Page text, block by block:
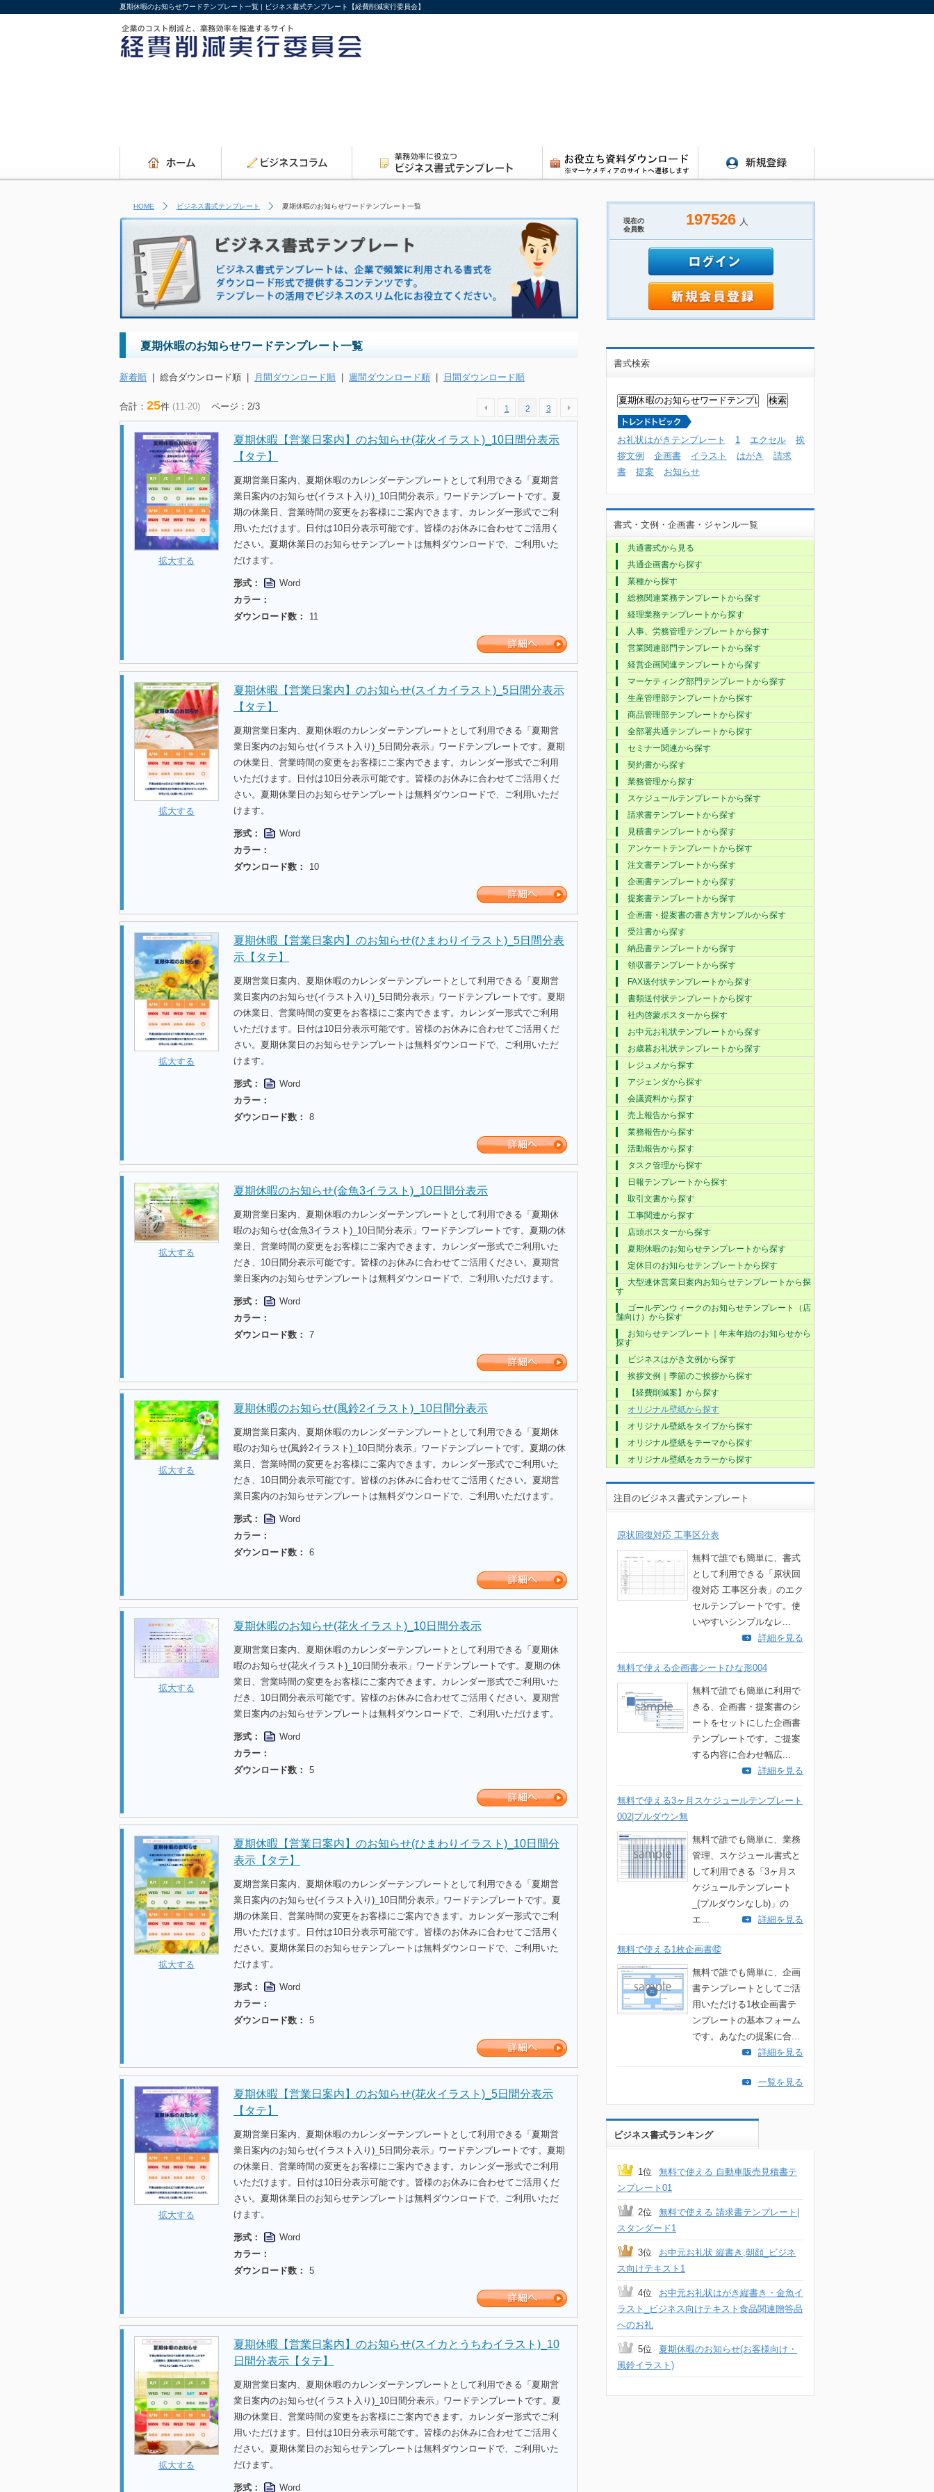
夏期休暇のお知らせワードテンプレート一覧 | ビジネス書式テンプレート【経費削減実行委員会】
HOME ビジネス書式テンプレート 夏期休暇のお知らせワードテンプレート一覧
夏期休暇のお知らせワードテンプレート一覧
新着順 | 総合ダウンロード順 | 月間ダウンロード順 | 週間ダウンロード順 | 日間ダウンロード順
合計： 25件 (11-20) ページ：2/3 1 2 3
拡大する
夏期休暇【営業日案内】のお知らせ(花火イラスト)_10日間分表示
【タテ】
夏期営業日案内、夏期休暇のカレンダーテンプレートとして利用できる「夏期営
業日案内のお知らせ(イラスト入り)_10日間分表示」ワードテンプレートです。夏
期の休業日、営業時間の変更をお客様にご案内できます。カレンダー形式でご利
用いただけます。日付は10日分表示可能です。皆様のお休みに合わせてご活用く
ださい。夏期休業日のお知らせテンプレートは無料ダウンロードで、ご利用いた
だけます。
形式：
Word
カラー：
ダウンロード数：
11
拡大する
夏期休暇【営業日案内】のお知らせ(スイカイラスト)_5日間分表示
【タテ】
夏期営業日案内、夏期休暇のカレンダーテンプレートとして利用できる「夏期営
業日案内のお知らせ(イラスト入り)_5日間分表示」ワードテンプレートです。夏期
の休業日、営業時間の変更をお客様にご案内できます。カレンダー形式でご利用
いただけます。日付は10日分表示可能です。皆様のお休みに合わせてご活用くだ
さい。夏期休業日のお知らせテンプレートは無料ダウンロードで、ご利用いただ
けます。
形式：
Word
カラー：
ダウンロード数：
10
拡大する
夏期休暇【営業日案内】のお知らせ(ひまわりイラスト)_5日間分表
示【タテ】
夏期営業日案内、夏期休暇のカレンダーテンプレートとして利用できる「夏期営
業日案内のお知らせ(イラスト入り)_5日間分表示」ワードテンプレートです。夏期
の休業日、営業時間の変更をお客様にご案内できます。カレンダー形式でご利用
いただけます。日付は10日分表示可能です。皆様のお休みに合わせてご活用くだ
さい。夏期休業日のお知らせテンプレートは無料ダウンロードで、ご利用いただ
けます。
形式：
Word
カラー：
ダウンロード数：
8
拡大する
夏期休暇のお知らせ(金魚3イラスト)_10日間分表示
夏期営業日案内、夏期休暇のカレンダーテンプレートとして利用できる「夏期休
暇のお知らせ(金魚3イラスト)_10日間分表示」ワードテンプレートです。夏期の休
業日、営業時間の変更をお客様にご案内できます。カレンダー形式でご利用いた
だき、10日間分表示可能です。皆様のお休みに合わせてご活用ください。夏期営
業日案内のお知らせテンプレートは無料ダウンロードで、ご利用いただけます。
形式：
Word
カラー：
ダウンロード数：
7
拡大する
夏期休暇のお知らせ(風鈴2イラスト)_10日間分表示
夏期営業日案内、夏期休暇のカレンダーテンプレートとして利用できる「夏期休
暇のお知らせ(風鈴2イラスト)_10日間分表示」ワードテンプレートです。夏期の休
業日、営業時間の変更をお客様にご案内できます。カレンダー形式でご利用いた
だき、10日間分表示可能です。皆様のお休みに合わせてご活用ください。夏期営
業日案内のお知らせテンプレートは無料ダウンロードで、ご利用いただけます。
形式：
Word
カラー：
ダウンロード数：
6
拡大する
夏期休暇のお知らせ(花火イラスト)_10日間分表示
夏期営業日案内、夏期休暇のカレンダーテンプレートとして利用できる「夏期休
暇のお知らせ(花火イラスト)_10日間分表示」ワードテンプレートです。夏期の休
業日、営業時間の変更をお客様にご案内できます。カレンダー形式でご利用いた
だき、10日間分表示可能です。皆様のお休みに合わせてご活用ください。夏期営
業日案内のお知らせテンプレートは無料ダウンロードで、ご利用いただけます。
形式：
Word
カラー：
ダウンロード数：
5
拡大する
夏期休暇【営業日案内】のお知らせ(ひまわりイラスト)_10日間分
表示【タテ】
夏期営業日案内、夏期休暇のカレンダーテンプレートとして利用できる「夏期営
業日案内のお知らせ(イラスト入り)_10日間分表示」ワードテンプレートです。夏
期の休業日、営業時間の変更をお客様にご案内できます。カレンダー形式でご利
用いただけます。日付は10日分表示可能です。皆様のお休みに合わせてご活用く
ださい。夏期休業日のお知らせテンプレートは無料ダウンロードで、ご利用いた
だけます。
形式：
Word
カラー：
ダウンロード数：
5
拡大する
夏期休暇【営業日案内】のお知らせ(花火イラスト)_5日間分表示
【タテ】
夏期営業日案内、夏期休暇のカレンダーテンプレートとして利用できる「夏期営
業日案内のお知らせ(イラスト入り)_5日間分表示」ワードテンプレートです。夏期
の休業日、営業時間の変更をお客様にご案内できます。カレンダー形式でご利用
いただけます。日付は10日分表示可能です。皆様のお休みに合わせてご活用くだ
さい。夏期休業日のお知らせテンプレートは無料ダウンロードで、ご利用いただ
けます。
形式：
Word
カラー：
ダウンロード数：
5
拡大する
夏期休暇【営業日案内】のお知らせ(スイカとうちわイラスト)_10
日間分表示【タテ】
夏期営業日案内、夏期休暇のカレンダーテンプレートとして利用できる「夏期営
業日案内のお知らせ(イラスト入り)_10日間分表示」ワードテンプレートです。夏
期の休業日、営業時間の変更をお客様にご案内できます。カレンダー形式でご利
用いただけます。日付は10日分表示可能です。皆様のお休みに合わせてご活用く
ださい。夏期休業日のお知らせテンプレートは無料ダウンロードで、ご利用いた
だけます。
形式： Word
現在の
会員数
197526 人
書式検索
お礼状はがきテンプレート 1 エクセル
挨
拶文例
企画書 イラスト はがき
請求
書
提案 お知らせ
書式・文例・企画書・ジャンル一覧
共通書式から見る
共通企画書から探す
業種から探す
総務関連業務テンプレートから探す
経理業務テンプレートから探す
人事、労務管理テンプレートから探す
営業関連部門テンプレートから探す
経営企画関連テンプレートから探す
マーケティング部門テンプレートから探す
生産管理部テンプレートから探す
商品管理部テンプレートから探す
全部署共通テンプレートから探す
セミナー関連から探す
契約書から探す
業務管理から探す
スケジュールテンプレートから探す
請求書テンプレートから探す
見積書テンプレートから探す
アンケートテンプレートから探す
注文書テンプレートから探す
企画書テンプレートから探す
提案書テンプレートから探す
企画書・提案書の書き方サンプルから探す
受注書から探す
納品書テンプレートから探す
領収書テンプレートから探す
FAX送付状テンプレートから探す
書類送付状テンプレートから探す
社内啓蒙ポスターから探す
お中元お礼状テンプレートから探す
お歳暮お礼状テンプレートから探す
レジュメから探す
アジェンダから探す
会議資料から探す
売上報告から探す
業務報告から探す
活動報告から探す
タスク管理から探す
日報テンプレートから探す
取引文書から探す
工事関連から探す
店頭ポスターから探す
夏期休暇のお知らせテンプレートから探す
定休日のお知らせテンプレートから探す
大型連休営業日案内お知らせテンプレートから探
す
ゴールデンウィークのお知らせテンプレート（店
舗向け）から探す
お知らせテンプレート｜年末年始のお知らせから
探す
ビジネスはがき文例から探す
挨拶文例｜季節のご挨拶から探す
【経費削減案】から探す
オリジナル壁紙から探す
オリジナル壁紙をタイプから探す
オリジナル壁紙をテーマから探す
オリジナル壁紙をカラーから探す
注目のビジネス書式テンプレート
原状回復対応 工事区分表
無料で誰でも簡単に、書式
として利用できる「原状回
復対応 工事区分表」のエク
セルテンプレートです。使
いやすいシンプルなレ...
詳細を見る
無料で使える企画書シートひな形004
無料で誰でも簡単に利用で
きる、企画書・提案書のシ
ートをセットにした企画書
テンプレートです。ご提案
する内容に合わせ幅広...
詳細を見る
無料で使える3ヶ月スケジュールテンプレート
002|プルダウン無
無料で誰でも簡単に、業務
管理、スケジュール書式と
して利用できる「3ヶ月ス
ケジュールテンプレート
_(プルダウンなしb)」の
エ...
詳細を見る
無料で使える1枚企画書㊷
無料で誰でも簡単に、企画
書テンプレートとしてご活
用いただける1枚企画書テ
ンプレートの基本フォーム
です。あなたの提案に合...
詳細を見る
一覧を見る
ビジネス書式ランキング
1位
無料で使える 自動車販売見積書テ
ンプレート01
2位
無料で使える 請求書テンプレート|
スタンダード1
3位
お中元お礼状 縦書き,朝顔_ビジネ
ス向けテキスト1
4位
お中元お礼状はがき縦書き・金魚イ
ラスト_ビジネス向けテキスト食品関連贈答品
へのお礼
5位
夏期休暇のお知らせ(お客様向け・
風鈴イラスト)